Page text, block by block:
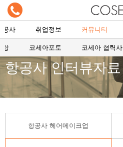
공사 취업정보 커뮤니티
항 코세아포토 코세아 협력사
항공사 인터뷰자료
항공사 헤어메이크업